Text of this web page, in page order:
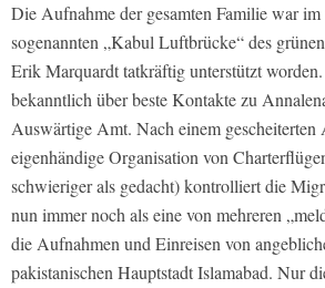
Die Aufnahme der gesamten Familie war
sogenannten „Kabul Luftbrücke“ des
Erik Marquardt tatkräftig unterstützt
bekanntlich über beste Kontakte zu
Auswärtige Amt. Nach einem
eigenhändige Organisation von
schwieriger als gedacht) kontrolliert die
nun immer noch als eine von mehreren
die Aufnahmen und Einreisen von
pakistanischen Hauptstadt Islamabad. Nur